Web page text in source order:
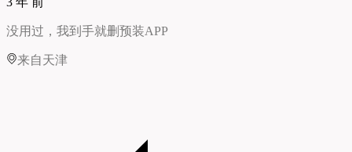
没用过，我到手就删预装APP
来自天津